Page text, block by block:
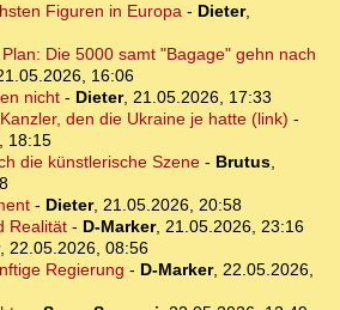
Figuren in Europa- Dieter,
Die 5000 samt "Bagage" gehn nach
16:06
nicht- Dieter, 21.05.2026, 17:33
den die Ukraine je hatte (link) -
18:15
die künstlerische Szene- Brutus,
- Dieter, 21.05.2026, 20:58
Realität- D-Marker, 21.05.2026, 23:16
, 22.05.2026, 08:56
Regierung - D-Marker, 22.05.2026,